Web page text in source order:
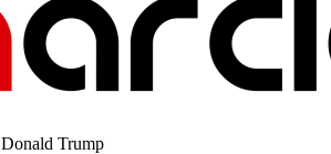
Donald Trump